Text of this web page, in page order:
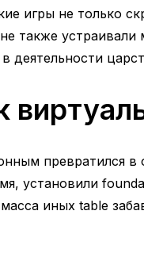
игры не только
также
деятельности
превратился
установили
иных table